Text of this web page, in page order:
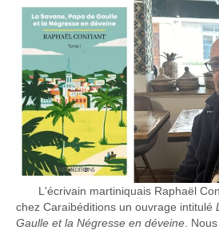
L'écrivain martiniquais Raphaël
chez Caraibéditions un ouvrage intitulé
Gaulle et la Négresse en déveine.